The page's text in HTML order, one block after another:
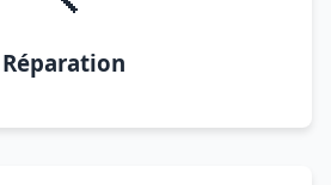
Réparation